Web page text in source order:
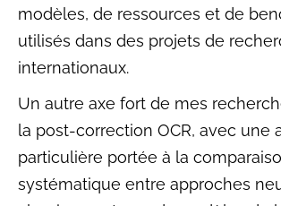
modèles, de ressources et de
utilisés dans des projets de
internationaux.
Un autre axe fort de mes
la post-correction OCR, avec une
particulière portée à la
systématique entre approches